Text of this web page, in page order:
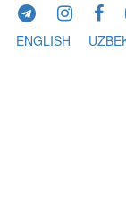
Skip to content
ENGLISH